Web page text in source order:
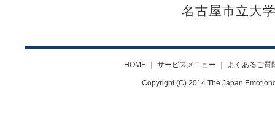
名古屋市立大
HOME サービスメニュー よくあるご質
Copyright (C) 2014 The Japan